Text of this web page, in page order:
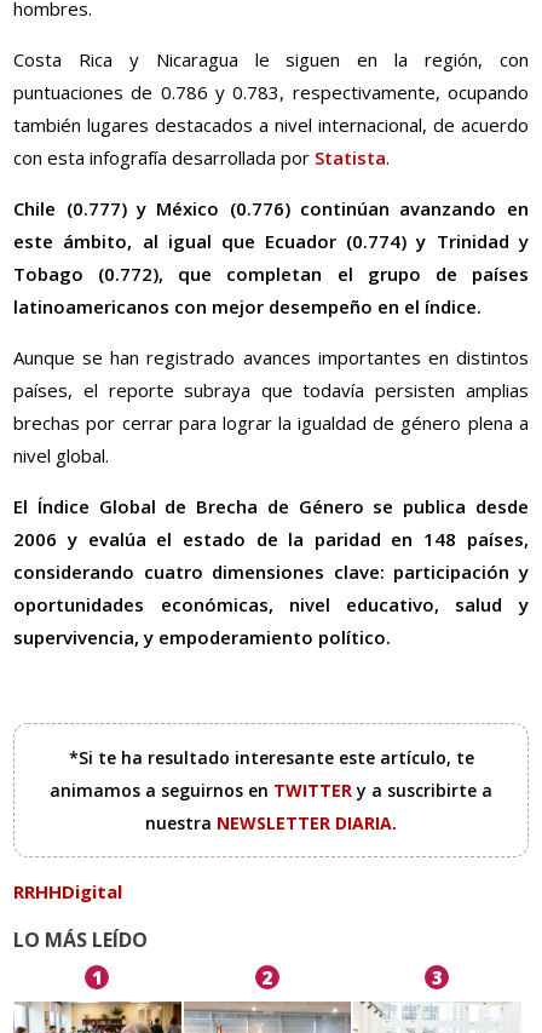
hombres.
Costa Rica y Nicaragua le siguen en la región, con
puntuaciones de 0.786 y 0.783, respectivamente, ocupando
también lugares destacados a nivel internacional, de acuerdo
con esta infografía desarrollada por Statista.
Chile (0.777) y México (0.776) continúan avanzando en
este ámbito, al igual que Ecuador (0.774) y Trinidad y
Tobago (0.772), que completan el grupo de países
latinoamericanos con mejor desempeño en el índice.
Aunque se han registrado avances importantes en distintos
países, el reporte subraya que todavía persisten amplias
brechas por cerrar para lograr la igualdad de género plena a
nivel global.
El Índice Global de Brecha de Género se publica desde
2006 y evalúa el estado de la paridad en 148 países,
considerando cuatro dimensiones clave: participación y
oportunidades económicas, nivel educativo, salud y
supervivencia, y empoderamiento político.
*Si te ha resultado interesante este artículo, te
animamos a seguirnos en TWITTERy a suscribirte a
nuestra NEWSLETTER DIARIA.
RRHHDigital
LO MÁS LEÍDO
1 2 3